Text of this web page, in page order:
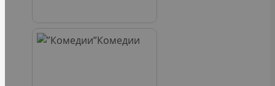
Комедии